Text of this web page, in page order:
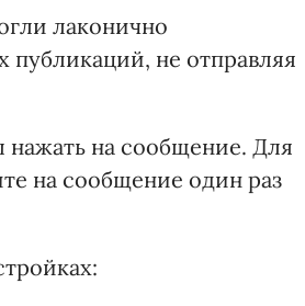
лаконично
публикаций, не отправляя
на сообщение. Для
на сообщение один раз